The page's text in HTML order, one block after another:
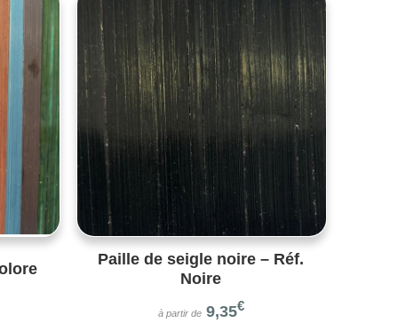
Paille de seigle noire – Réf.
Noire
à partir de9,35€